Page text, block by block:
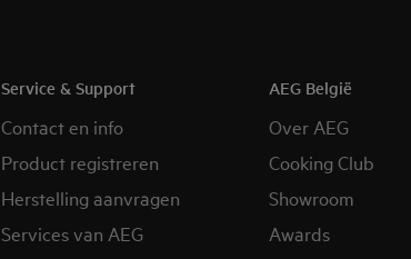
Service & Support
Contact en info
Product registreren
Herstelling aanvragen
Services van AEG
AEG België
Over AEG
Cooking Club
Showroom
Awards